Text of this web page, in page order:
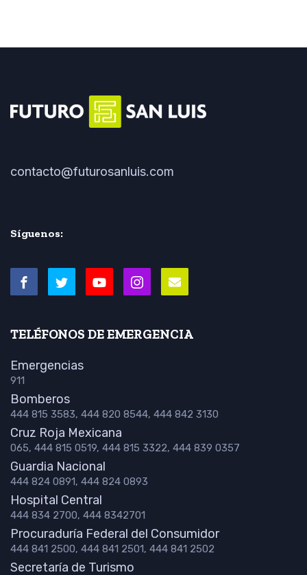
contacto@futurosanluis.com
Síguenos:
TELÉFONOS DE EMERGENCIA
Emergencias
911
Bomberos
444 815 3583, 444 820 8544, 444 842 3130
Cruz Roja Mexicana
065, 444 815 0519, 444 815 3322, 444 839 0357
Guardia Nacional
444 824 0891, 444 824 0893
Hospital Central
444 834 2700, 444 8342701
Procuraduría Federal del Consumidor
444 841 2500, 444 841 2501, 444 841 2502
Secretaría de Turismo